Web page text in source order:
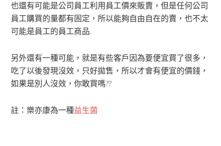
也還有可能是公司員工利用員工價來販賣，但是任何公司
員工購買的量都有固定，所以能夠自由自在的賣，也不太
可能是員工的員工商品.
另外還有一種可能，就是有些客戶因為要便宜買了很多，
吃了以後發現沒效，只好拋售，所以才會有便宜的價錢，
如果是別人沒效，你敢買嗎??
註：樂亦康為一種益生菌